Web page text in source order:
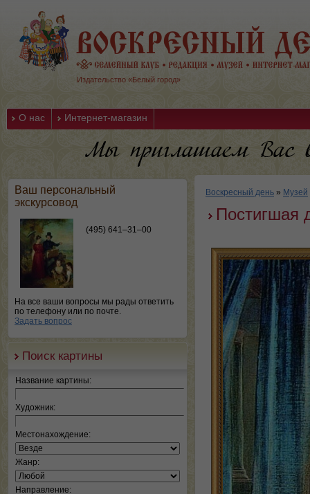
Издательство «Белый город»
О нас Интернет-магазин
Ваш персональный
экскурсовод
(495) 641–31–00
На все ваши вопросы мы рады ответить
по телефону или по почте.
Задать вопрос
Поиск картины
Название картины:
Художник:
Местонахождение:
Жанр:
Направление:
Воскресный день » Музей
Постигшая